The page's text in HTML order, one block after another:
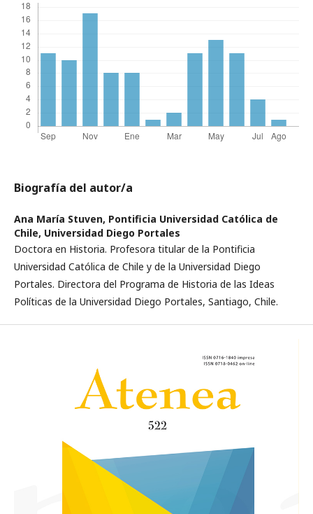
Biografía del autor/a
Ana María Stuven, Pontificia Universidad Católica de
Chile, Universidad Diego Portales
Doctora en Historia. Profesora titular de la Pontificia
Universidad Católica de Chile y de la Universidad Diego
Portales. Directora del Programa de Historia de las Ideas
Políticas de la Universidad Diego Portales, Santiago, Chile.